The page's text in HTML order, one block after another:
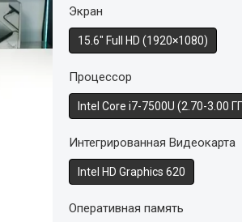
Экран
15.6" Full HD (1920×1080)
Процессор
Intel Core i7-7500U (2.70-3.00
Интегрированная Видеокарта
Intel HD Graphics 620
Оперативная память